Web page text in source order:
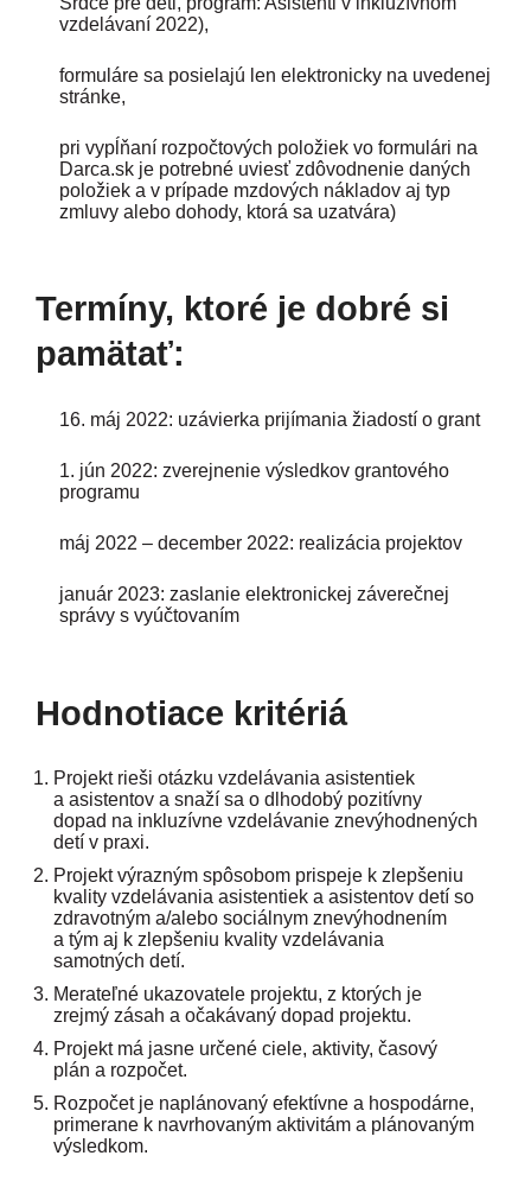
vzdelávaní 2022),
formuláre sa posielajú len elektronicky na uvedenej
stránke,
pri vypĺňaní rozpočtových položiek vo formulári na
Darca.sk je potrebné uviesť zdôvodnenie daných
položiek a v prípade mzdových nákladov aj typ
zmluvy alebo dohody, ktorá sa uzatvára)
Termíny, ktoré je dobré si
pamätať:
16. máj 2022: uzávierka prijímania žiadostí o grant
1. jún 2022: zverejnenie výsledkov grantového
programu
máj 2022 – december 2022: realizácia projektov
január 2023: zaslanie elektronickej záverečnej
správy s vyúčtovaním
Hodnotiace kritériá
Projekt rieši otázku vzdelávania asistentiek
a asistentov a snaží sa o dlhodobý pozitívny
dopad na inkluzívne vzdelávanie znevýhodnených
detí v praxi.
Projekt výrazným spôsobom prispeje k zlepšeniu
kvality vzdelávania asistentiek a asistentov detí so
zdravotným a/alebo sociálnym znevýhodnením
a tým aj k zlepšeniu kvality vzdelávania
samotných detí.
Merateľné ukazovatele projektu, z ktorých je
zrejmý zásah a očakávaný dopad projektu.
Projekt má jasne určené ciele, aktivity, časový
plán a rozpočet.
Rozpočet je naplánovaný efektívne a hospodárne,
primerane k navrhovaným aktivitám a plánovaným
výsledkom.